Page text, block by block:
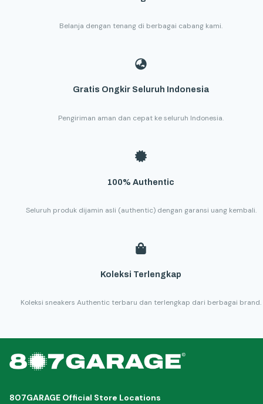
Belanja dengan tenang di berbagai cabang kami.
Gratis Ongkir Seluruh Indonesia
Pengiriman aman dan cepat ke seluruh Indonesia.
100% Authentic
Seluruh produk dijamin asli (authentic) dengan garansi uang kembali.
Koleksi Terlengkap
Koleksi sneakers Authentic terbaru dan terlengkap dari berbagai brand.
807GARAGE Official Store Locations